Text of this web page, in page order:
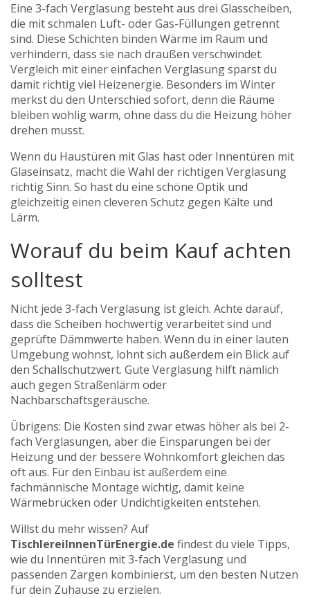
Eine 3-fach Verglasung besteht aus drei Glasscheiben,
die mit schmalen Luft- oder Gas-Füllungen getrennt
sind. Diese Schichten binden Wärme im Raum und
verhindern, dass sie nach draußen verschwindet.
Vergleich mit einer einfachen Verglasung sparst du
damit richtig viel Heizenergie. Besonders im Winter
merkst du den Unterschied sofort, denn die Räume
bleiben wohlig warm, ohne dass du die Heizung höher
drehen musst.
Wenn du Haustüren mit Glas hast oder Innentüren mit
Glaseinsatz, macht die Wahl der richtigen Verglasung
richtig Sinn. So hast du eine schöne Optik und
gleichzeitig einen cleveren Schutz gegen Kälte und
Lärm.
Worauf du beim Kauf achten
solltest
Nicht jede 3-fach Verglasung ist gleich. Achte darauf,
dass die Scheiben hochwertig verarbeitet sind und
geprüfte Dämmwerte haben. Wenn du in einer lauten
Umgebung wohnst, lohnt sich außerdem ein Blick auf
den Schallschutzwert. Gute Verglasung hilft nämlich
auch gegen Straßenlärm oder
Nachbarschaftsgeräusche.
Übrigens: Die Kosten sind zwar etwas höher als bei 2-
fach Verglasungen, aber die Einsparungen bei der
Heizung und der bessere Wohnkomfort gleichen das
oft aus. Für den Einbau ist außerdem eine
fachmännische Montage wichtig, damit keine
Wärmebrücken oder Undichtigkeiten entstehen.
Willst du mehr wissen? Auf
TischlereiInnenTürEnergie.de findest du viele Tipps,
wie du Innentüren mit 3-fach Verglasung und
passenden Zargen kombinierst, um den besten Nutzen
für dein Zuhause zu erzielen.